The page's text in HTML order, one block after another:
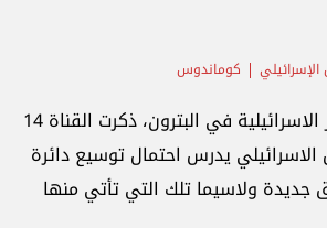
كوماندوس
بعد عملية الكوماندوز الاسرائيلية في البترون، ذكرت القناة 14
الاسرائيلي يدرس احتمال توسيع دائرة
جديدة ولاسيما تلك التي تأتي منها